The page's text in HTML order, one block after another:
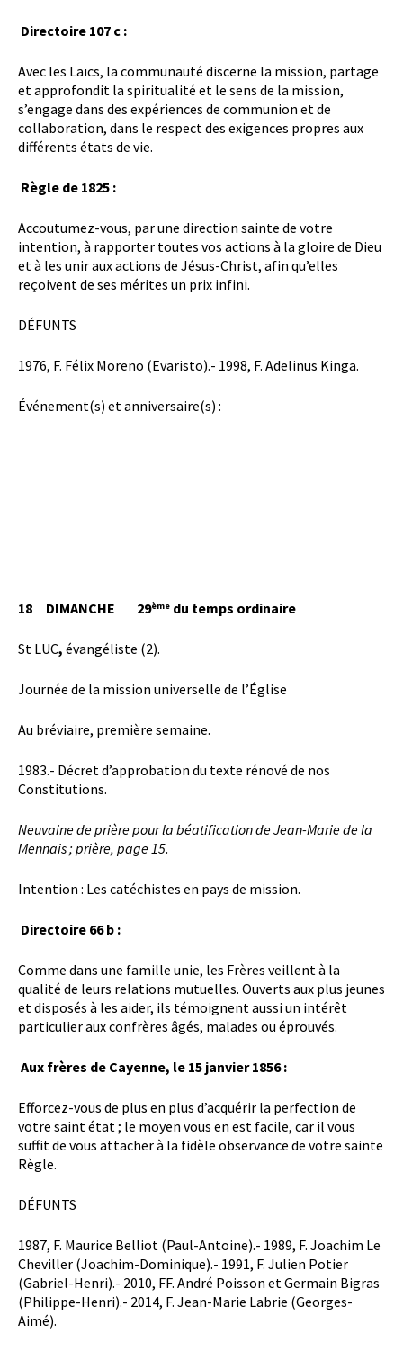
Directoire 107 c :
Avec les Laïcs, la communauté discerne la mission, partage
et approfondit la spiritualité et le sens de la mission,
s’engage dans des expériences de communion et de
collaboration, dans le respect des exigences propres aux
différents états de vie.
Règle de 1825 :
Accoutumez-vous, par une direction sainte de votre
intention, à rapporter toutes vos actions à la gloire de Dieu
et à les unir aux actions de Jésus-Christ, afin qu’elles
reçoivent de ses mérites un prix infini.
DÉFUNTS
1976, F. Félix Moreno (Evaristo).- 1998, F. Adelinus Kinga.
Événement(s) et anniversaire(s) :
18 DIMANCHE 29ème du temps ordinaire
St LUC, évangéliste (2).
Journée de la mission universelle de l’Église
Au bréviaire, première semaine.
1983.- Décret d’approbation du texte rénové de nos
Constitutions.
Neuvaine de prière pour la béatification de Jean-Marie de la
Mennais ; prière, page 15.
Intention : Les catéchistes en pays de mission.
Directoire 66 b :
Comme dans une famille unie, les Frères veillent à la
qualité de leurs relations mutuelles. Ouverts aux plus jeunes
et disposés à les aider, ils témoignent aussi un intérêt
particulier aux confrères âgés, malades ou éprouvés.
Aux frères de Cayenne, le 15 janvier 1856 :
Efforcez-vous de plus en plus d’acquérir la perfection de
votre saint état ; le moyen vous en est facile, car il vous
suffit de vous attacher à la fidèle observance de votre sainte
Règle.
DÉFUNTS
1987, F. Maurice Belliot (Paul-Antoine).- 1989, F. Joachim Le
Cheviller (Joachim-Dominique).- 1991, F. Julien Potier
(Gabriel-Henri).- 2010, FF. André Poisson et Germain Bigras
(Philippe-Henri).- 2014, F. Jean-Marie Labrie (Georges-
Aimé).